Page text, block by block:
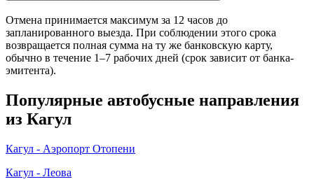
Отмена принимается максимум за 12 часов до
запланированного выезда. При соблюдении этого срока
возвращается полная сумма на ту же банковскую карту,
обычно в течение 1–7 рабочих дней (срок зависит от банка-
эмитента).
Популярные автобусные направления
из Кагул
Кагул - Аэропорт Отопени
Кагул - Леова